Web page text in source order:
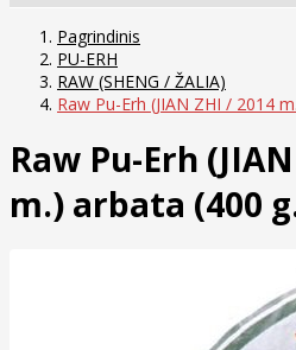
Pagrindinis
PU-ERH
RAW (SHENG / ŽALIA)
Raw Pu-Erh (JIAN ZHI / 2014
Raw Pu-Erh
m.) arbata (400